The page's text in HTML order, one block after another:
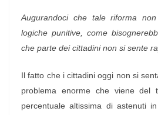
Augurandoci che tale riforma
logiche punitive, come
che parte dei cittadini non si sente
Il fatto che i cittadini oggi non si
problema enorme che viene del
percentuale altissima di astenuti